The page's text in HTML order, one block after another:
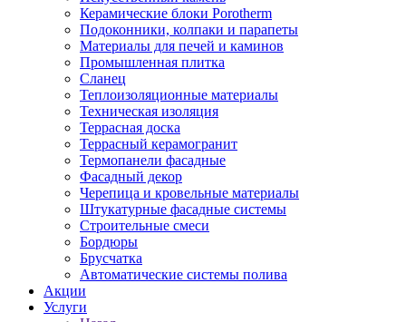
Керамические блоки Porotherm
Подоконники, колпаки и парапеты
Материалы для печей и каминов
Промышленная плитка
Сланец
Теплоизоляционные материалы
Техническая изоляция
Террасная доска
Террасный керамогранит
Термопанели фасадные
Фасадный декор
Черепица и кровельные материалы
Штукатурные фасадные системы
Строительные смеси
Бордюры
Брусчатка
Автоматические системы полива
Акции
Услуги